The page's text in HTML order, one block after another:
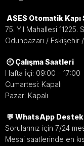
açılmasını
Yetkisiz girişleri
ASES Otomatik
75. Yıl Mahallesi 11225.
Odunpazarı / Eskişehir
🕘 Çalışma Saatleri
Hafta İçi: 09:00 – 17:00
Cumartesi: Kapalı
Pazar: Kapalı
💬 WhatsApp Destek
Sorularınız için 7/24
Mesai saatlerinde en